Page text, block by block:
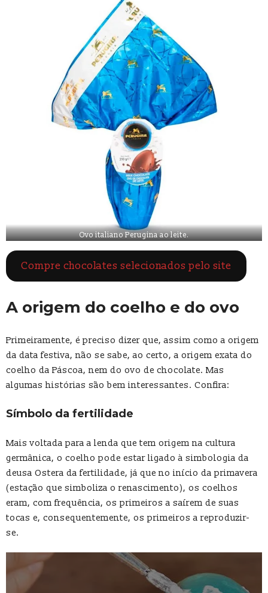
Ovo italiano Perugina ao leite.
Compre chocolates selecionados pelo site
A origem do coelho e do ovo
Primeiramente, é preciso dizer que, assim como a origem
da data festiva, não se sabe, ao certo, a origem exata do
coelho da Páscoa, nem do ovo de chocolate. Mas
algumas histórias são bem interessantes. Confira:
Símbolo da fertilidade
Mais voltada para a lenda que tem origem na cultura
germânica, o coelho pode estar ligado à simbologia da
deusa Ostera da fertilidade, já que no início da primavera
(estação que simboliza o renascimento), os coelhos
eram, com frequência, os primeiros a saírem de suas
tocas e, consequentemente, os primeiros a reproduzir-
se.